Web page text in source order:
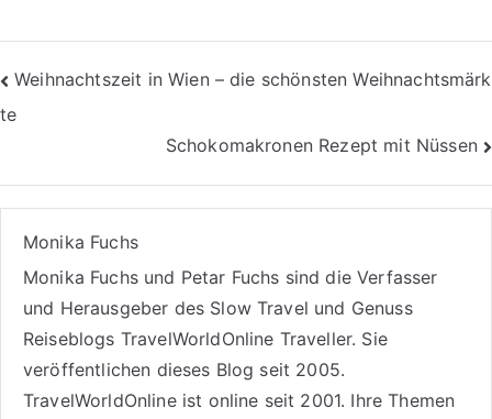
Beitragsnavigation
Weihnachtszeit in Wien – die schönsten Weihnachtsmärk
te
Schokomakronen Rezept mit Nüssen
Monika Fuchs
Monika Fuchs und Petar Fuchs sind die Verfasser
und Herausgeber des Slow Travel und Genuss
Reiseblogs TravelWorldOnline Traveller. Sie
veröffentlichen dieses Blog seit 2005.
TravelWorldOnline ist online seit 2001. Ihre Themen